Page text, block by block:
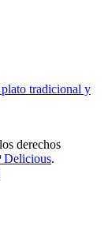
tradicional y
derechos
Delicious.